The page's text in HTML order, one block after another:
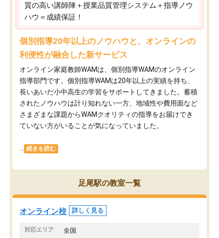
質の高い講師陣＋授業品質管理システム＋指導ノウ
ハウ＝成績保証！
個別指導20年以上のノウハウと、オンラインの
利便性が融合した新サービス
オンライン家庭教師WAMは、個別指導WAMのオンライン
指導部門です。個別指導WAMは20年以上の実績を持ち、
長いあいだ小中高生の学習をサポートしてきました。蓄積
されたノウハウは計り知れない一方、地域性や費用面など
さまざまな課題からWAMクオリティの指導をお届けでき
ていない方がいることが気になっていました。
続きを読む
足尾駅の教室一覧
オンライン校 詳しく見る
対応エリア 全国